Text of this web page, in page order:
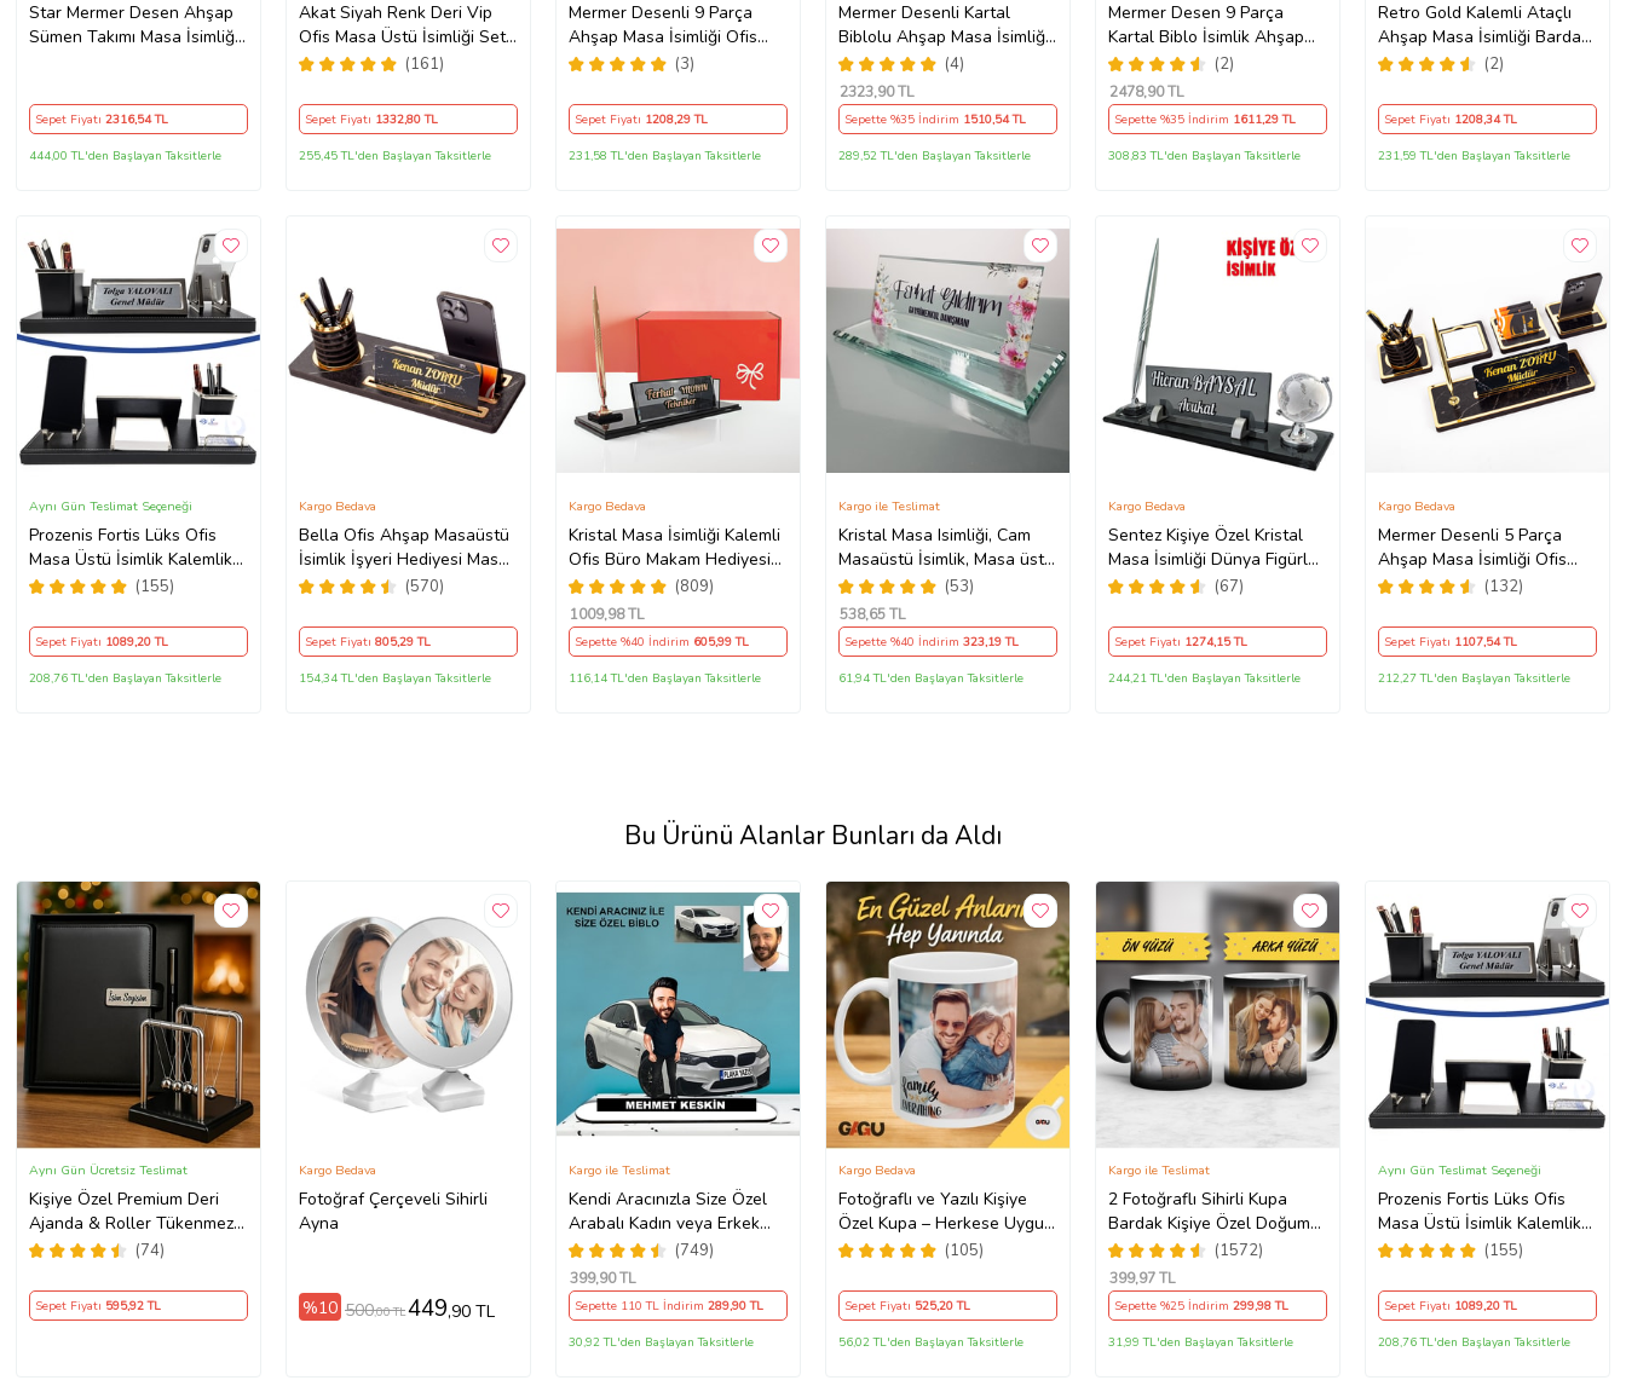
Star Mermer Desen Ahşap
Sümen Takımı Masa İsimliği
Sepet Fiyatı 2316,54 TL
444,00 TL'den Başlayan Taksitlerle
Akat Siyah Renk Deri Vip
Ofis Masa Üstü İsimliği Seti,
Masaüstü İsimlik(161)
Sepet Fiyatı 1332,80 TL
255,45 TL'den Başlayan Taksitlerle
Mermer Desenli 9 Parça
Ahşap Masa İsimliği Ofis
İsimlik Gümüş (3)
Sepet Fiyatı 1208,29 TL
231,58 TL'den Başlayan Taksitlerle
Mermer Desenli Kartal
Biblolu Ahşap Masa İsimliği
Ofis İsimlik
(4)
2323,90 TL
Sepette %35 İndirim 1510,54 TL
289,52 TL'den Başlayan Taksitlerle
Mermer Desen 9 Parça
Kartal Biblo İsimlik Ahşap
Masa İsimliği Gümüş
(2)
2478,90 TL
Sepette %35 İndirim 1611,29 TL
308,83 TL'den Başlayan Taksitlerle
Retro Gold Kalemli Ataçlı
Ahşap Masa İsimliği Bardak
Altlığı Kalemlik Notluk
(2)
Sepet Fiyatı 1208,34 TL
231,59 TL'den Başlayan Taksitlerle
Prozenis Fortis Lüks Ofis
Masa Üstü İsimlik Kalemlik
Notluk Telefon Standı Seti
Yeni İş ofis Hediyesi
(155)
Aynı Gün Teslimat Seçeneği
Sepet Fiyatı 1089,20 TL
208,76 TL'den Başlayan Taksitlerle
Bella Ofis Ahşap Masaüstü
İsimlik İşyeri Hediyesi Masa
İsimliği
(570)
Kargo Bedava
Sepet Fiyatı 805,29 TL
154,34 TL'den Başlayan Taksitlerle
Kristal Masa İsimliği Kalemli
Ofis Büro Makam Hediyesi
M186
(809)
Kargo Bedava
1009,98 TL
Sepette %40 İndirim 605,99 TL
116,14 TL'den Başlayan Taksitlerle
Kristal Masa Isimliği, Cam
Masaüstü İsimlik, Masa üstü
Isimlik M558-UV
(53)
Kargo ile Teslimat
538,65 TL
Sepette %40 İndirim 323,19 TL
61,94 TL'den Başlayan Taksitlerle
Sentez Kişiye Özel Kristal
Masa İsimliği Dünya Figürlü
Yönetici Ofis Hediyesi
(67)
Kargo Bedava
Sepet Fiyatı 1274,15 TL
244,21 TL'den Başlayan Taksitlerle
Mermer Desenli 5 Parça
Ahşap Masa İsimliği Ofis
Hediyesi İsimlik(132)
Kargo Bedava
Sepet Fiyatı 1107,54 TL
212,27 TL'den Başlayan Taksitlerle
Bu Ürünü Alanlar Bunları da Aldı
Kişiye Özel Premium Deri
Ajanda & Roller Tükenmez
Kalem & Newton Denge
(74)
Aynı Gün Ücretsiz Teslimat
Sepet Fiyatı 595,92 TL
Fotoğraf Çerçeveli Sihirli
Ayna
Kargo Bedava
%10 500,00 TL449,90 TL
Kendi Aracınızla Size Özel
Arabalı Kadın veya Erkek
Tasarımlı Karikatür Biblo ,
Babalar Günü Hediyesi,
Erkeğe Hediye, Rent A Car
Hediyesi
(749)
Kargo ile Teslimat
399,90 TL
Sepette 110 TL İndirim 289,90 TL
30,92 TL'den Başlayan Taksitlerle
Fotoğraflı ve Yazılı Kişiye
Özel Kupa – Herkese Uygun
Anlamlı Hediye Porselen(105)
Kargo Bedava
Sepet Fiyatı 525,20 TL
56,02 TL'den Başlayan Taksitlerle
2 Fotoğraflı Sihirli Kupa
Bardak Kişiye Özel Doğum
Günü Hediyesi Sevgiliye
Hediye Anneye Babaya
Ablaya Abiye Kız Erkek
Kardeşe Arkadaşa Resimli
Günü Yıl Dönümü Hediyesi
(1572)
Kargo ile Teslimat
399,97 TL
Sepette %25 İndirim299,98 TL
31,99 TL'den Başlayan Taksitlerle
Prozenis Fortis Lüks Ofis
Masa Üstü İsimlik Kalemlik
Notluk Telefon Standı Seti
Yeni İş ofis Hediyesi
(155)
Aynı Gün Teslimat Seçeneği
Sepet Fiyatı 1089,20 TL
208,76 TL'den Başlayan Taksitlerle